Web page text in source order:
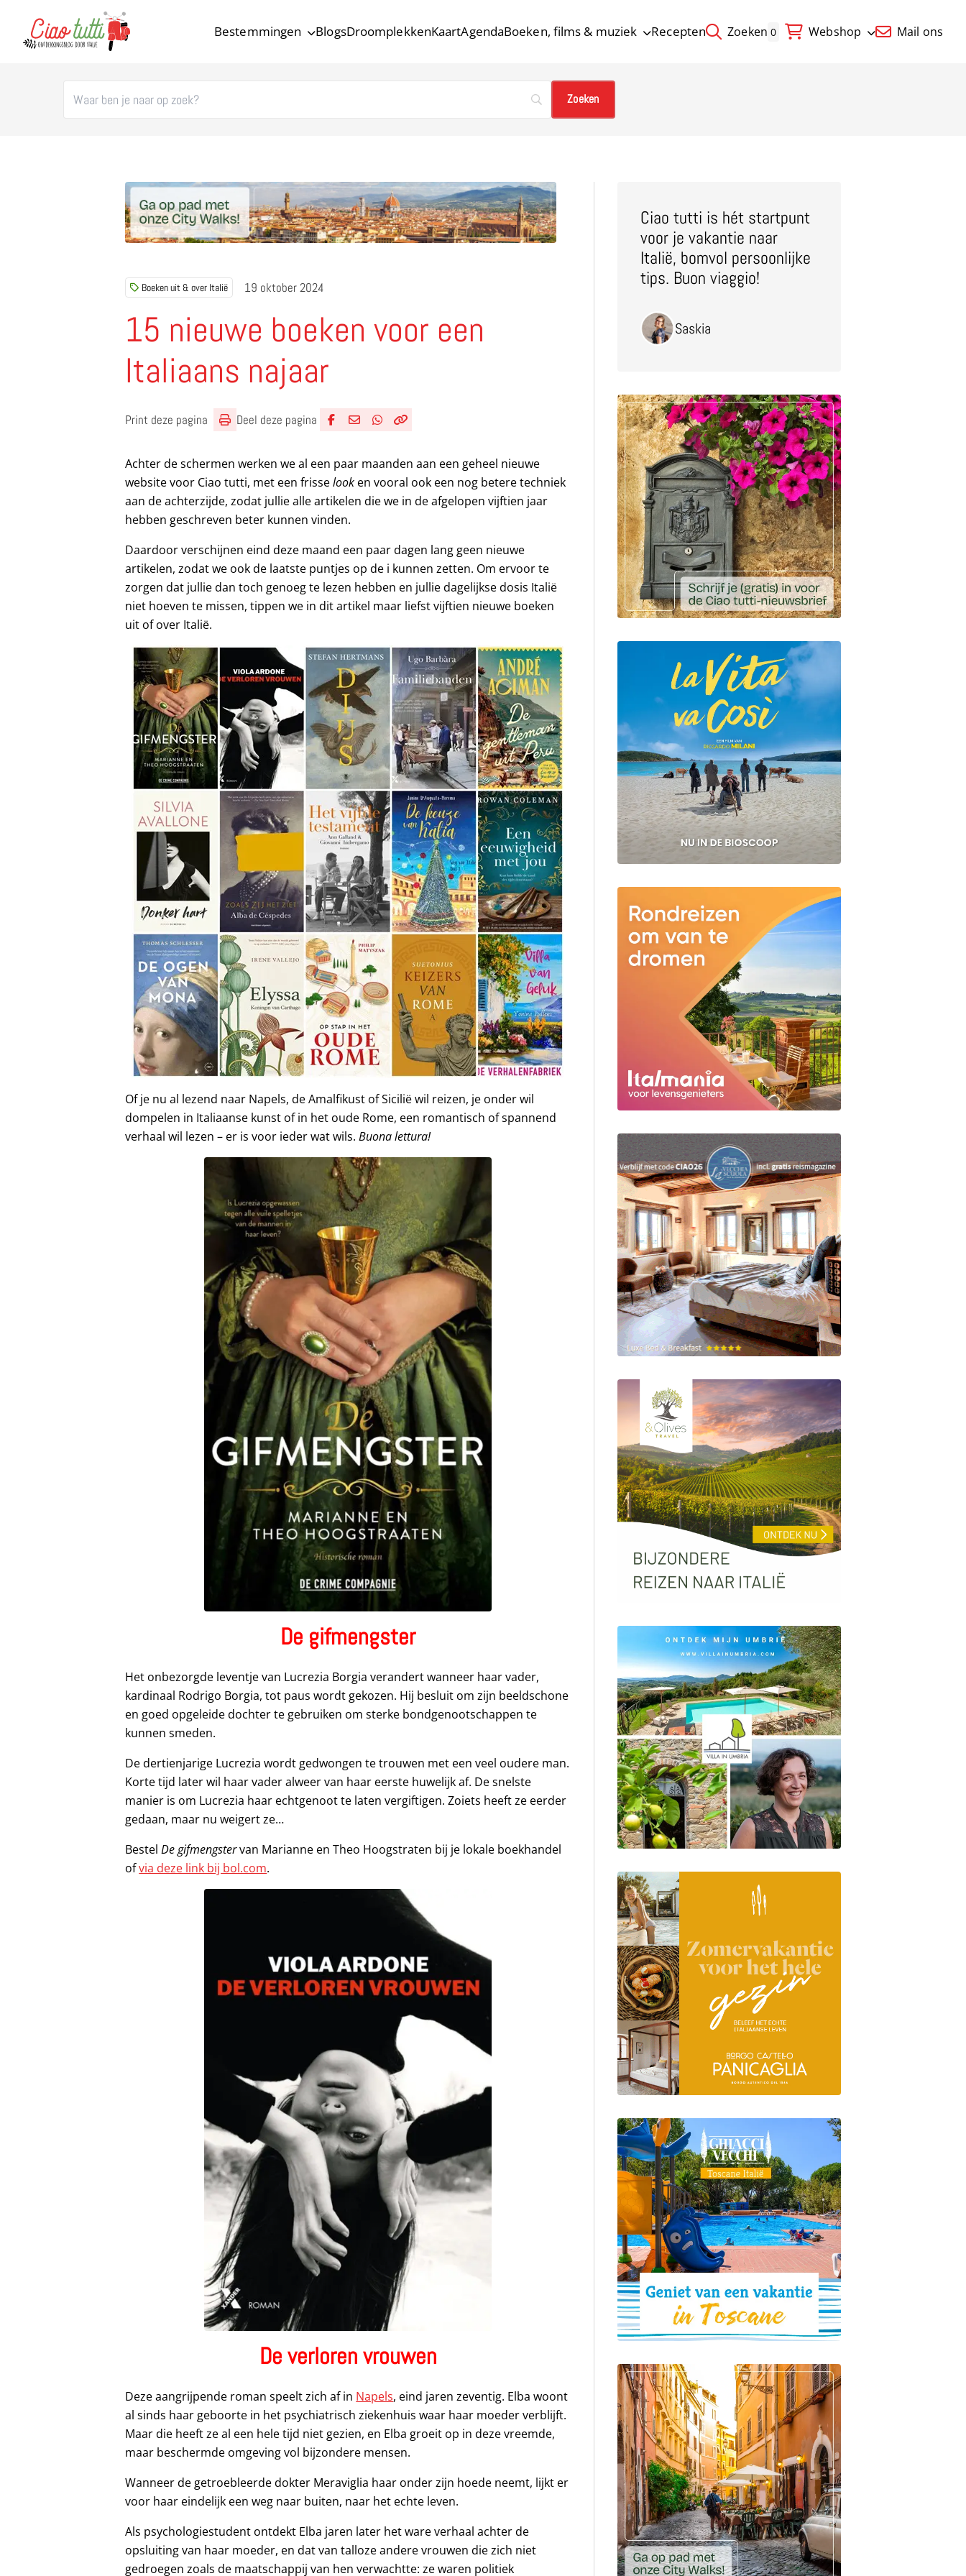
Bestemmingen BlogsDroomplekkenKaartAgendaBoeken, films & muziek Recepten Zoeken 0 Webshop Mail ons
Boeken uit & over Italië 19 oktober 2024
15 nieuwe boeken voor een
Italiaans najaar
Print deze pagina
Deel deze pagina
Achter de schermen werken we al een paar maanden aan een geheel nieuwe
website voor Ciao tutti, met een frisselook en vooral ook een nog betere techniek
aan de achterzijde, zodat jullie alle artikelen die we in de afgelopen vijftien jaar
hebben geschreven beter kunnen vinden.
Daardoor verschijnen eind deze maand een paar dagen lang geen nieuwe
artikelen, zodat we ook de laatste puntjes op de i kunnen zetten. Om ervoor te
zorgen dat jullie dan toch genoeg te lezen hebben en jullie dagelijkse dosis Italië
niet hoeven te missen, tippen we in dit artikel maar liefst vijftien nieuwe boeken
uit of over Italië.
Of je nu al lezend naar Napels, de Amalfikust of Sicilië wil reizen, je onder wil
dompelen in Italiaanse kunst of in het oude Rome, een romantisch of spannend
verhaal wil lezen – er is voor ieder wat wils.Buona lettura!
De gifmengster
Het onbezorgde leventje van Lucrezia Borgia verandert wanneer haar vader,
kardinaal Rodrigo Borgia, tot paus wordt gekozen. Hij besluit om zijn beeldschone
en goed opgeleide dochter te gebruiken om sterke bondgenootschappen te
kunnen smeden.
De dertienjarige Lucrezia wordt gedwongen te trouwen met een veel oudere man.
Korte tijd later wil haar vader alweer van haar eerste huwelijk af. De snelste
manier is om Lucrezia haar echtgenoot te laten vergiftigen. Zoiets heeft ze eerder
gedaan, maar nu weigert ze…
BestelDe gifmengstervan Marianne en Theo Hoogstraten bij je lokale boekhandel
ofvia deze link bij bol.com.
De verloren vrouwen
Deze aangrijpende roman speelt zich af in Napels, eind jaren zeventig. Elba woont
al sinds haar geboorte in het psychiatrisch ziekenhuis waar haar moeder verblijft.
Maar die heeft ze al een hele tijd niet gezien, en Elba groeit op in deze vreemde,
maar beschermde omgeving vol bijzondere mensen.
Wanneer de getroebleerde dokter Meraviglia haar onder zijn hoede neemt, lijkt er
voor haar eindelijk een weg naar buiten, naar het echte leven.
Als psychologiestudent ontdekt Elba jaren later het ware verhaal achter de
opsluiting van haar moeder, en dat van talloze andere vrouwen die zich niet
gedroegen zoals de maatschappij van hen verwachtte: ze waren politiek
Ciao tutti is hét startpunt
voor je vakantie naar
Italië, bomvol persoonlijke
tips. Buon viaggio!
Saskia